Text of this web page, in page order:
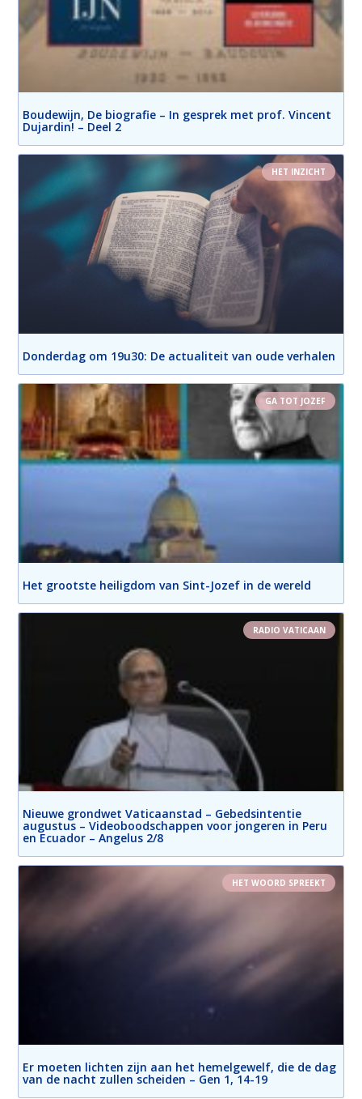
Boudewijn, De biografie – In gesprek met prof. Vincent
Dujardin! – Deel 2
HET INZICHT
Donderdag om 19u30: De actualiteit van oude verhalen
GA TOT JOZEF
Het grootste heiligdom van Sint-Jozef in de wereld
RADIO VATICAAN
Nieuwe grondwet Vaticaanstad – Gebedsintentie
augustus – Videoboodschappen voor jongeren in Peru
en Ecuador – Angelus 2/8
HET WOORD SPREEKT
Er moeten lichten zijn aan het hemelgewelf, die de dag
van de nacht zullen scheiden – Gen 1, 14-19